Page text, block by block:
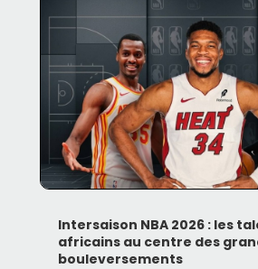
Intersaison NBA 2026 : les
africains au centre des
bouleversements